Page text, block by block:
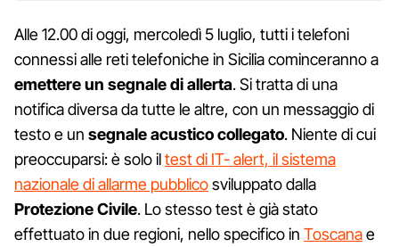
Alle 12.00 di oggi, mercoledì 5 luglio, tutti i telefoni
connessi alle reti telefoniche in Sicilia cominceranno a
emettere un segnale di allerta. Si tratta di una
notifica diversa da tutte le altre, con un messaggio di
testo e un segnale acustico collegato. Niente di cui
preoccuparsi: è solo iltest di IT- alert, il sistema
nazionale di allarme pubblicosviluppato dalla
Protezione Civile. Lo stesso test è già stato
effettuato in due regioni, nello specifico in Toscanae